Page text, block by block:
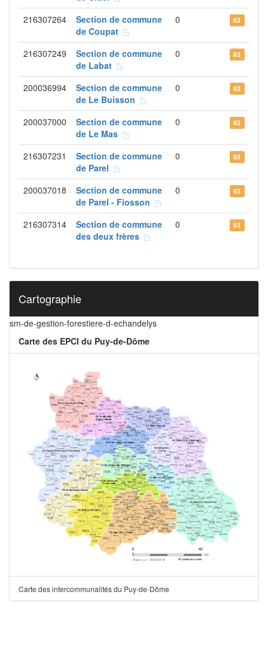
216307264
Section de commune
de Coupat
0 63
216307249
Section de commune
de Labat
0 63
200036994
Section de commune
de Le Buisson
0 63
200037000
Section de commune
de Le Mas
0 63
216307231
Section de commune
de Parel
0 63
200037018
Section de commune
de Parel - Fiosson
0 63
216307314
Section de commune
des deux frères
0 63
Cartographie
sm-de-gestion-forestiere-d-echandelys
Carte des EPCI du Puy-de-Dôme
Carte des intercommunalités du Puy-de-Dôme